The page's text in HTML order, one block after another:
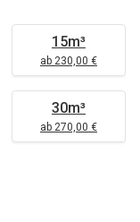
15m³
ab 230,00 €
30m³
ab 270,00 €